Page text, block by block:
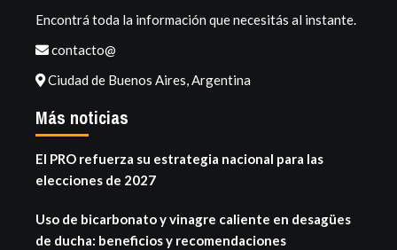
Encontrá toda la información que necesitás al instante.
contacto@
Ciudad de Buenos Aires, Argentina
Más noticias
El PRO refuerza su estrategia nacional para las
elecciones de 2027
Uso de bicarbonato y vinagre caliente en desagües
de ducha: beneficios y recomendaciones